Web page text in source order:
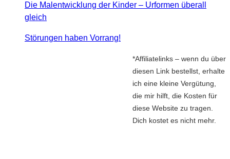
Die Malentwicklung der Kinder – Urformen überall
gleich
Störungen haben Vorrang!
*Affiliatelinks – wenn du über
diesen Link bestellst, erhalte
ich eine kleine Vergütung,
die mir hilft, die Kosten für
diese Website zu tragen.
Dich kostet es nicht mehr.